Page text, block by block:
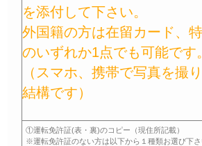
を添付して下さい。
外国籍の方は在留カード、
のいずれか1点でも可能です。
（スマホ、携帯で写真を撮
結構です）
①運転免許証(表・裏)のコピー（現住所記載）
※運転免許証のない方は以下から１種類お選び下さ